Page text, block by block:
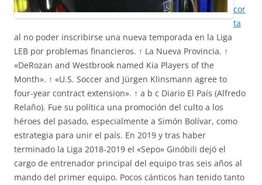
cor
ta
al no poder inscribirse una nueva temporada en la Liga
LEB por problemas financieros. ↑ La Nueva Provincia. ↑
«DeRozan and Westbrook named Kia Players of the
Month». ↑ «U.S. Soccer and Jürgen Klinsmann agree to
four-year contract extension». ↑ a b c Diario El País (Alfredo
Relaño). Fue su política una promoción del culto a los
héroes del pasado, especialmente a Simón Bolívar, como
estrategia para unir el país. En 2019 y tras haber
terminado la Liga 2018-2019 el «Sepo» Ginóbili dejó el
cargo de entrenador principal del equipo tras seis años al
mando del primer equipo. Pocos cánticos han tenido tanto